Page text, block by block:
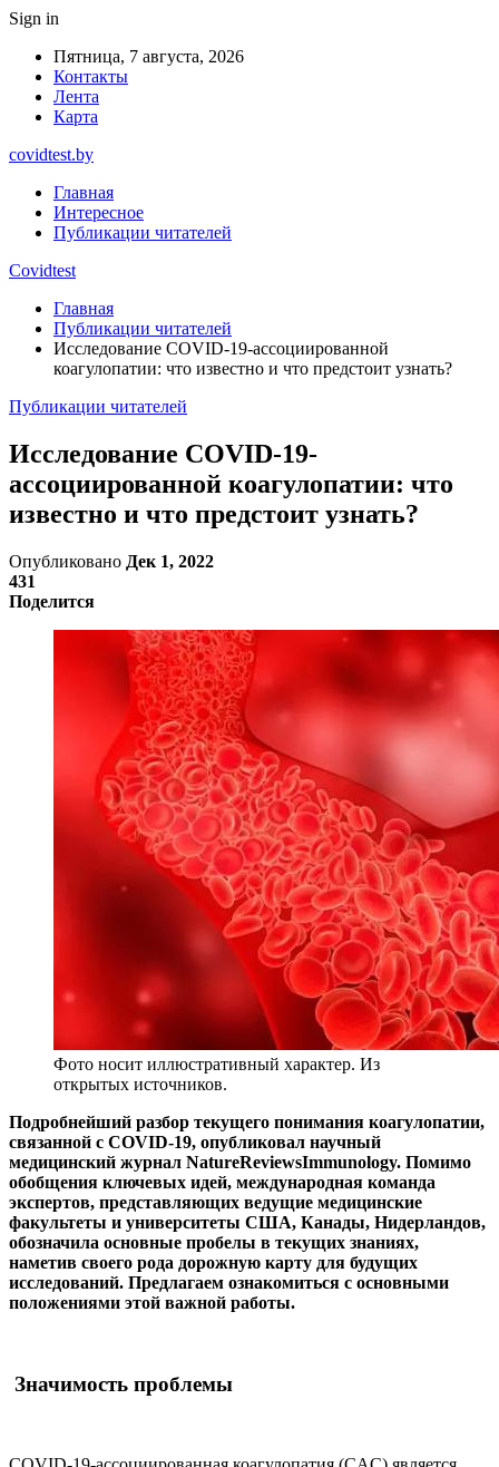
Sign in
Пятница, 7 августа, 2026
Контакты
Лента
Карта
covidtest.by
Главная
Интересное
Публикации читателей
Covidtest
Главная
Публикации читателей
Исследование COVID-19-ассоциированной
коагулопатии: что известно и что предстоит узнать?
Публикации читателей
Исследование COVID-19-
ассоциированной коагулопатии: что
известно и что предстоит узнать?
Опубликовано Дек 1, 2022
431
Поделится
Фото носит иллюстративный характер. Из
открытых источников.
Подробнейший разбор текущего понимания коагулопатии,
связанной с COVID-19, опубликовал научный
медицинский журнал NatureReviewsImmunology. Помимо
обобщения ключевых идей, международная команда
экспертов, представляющих ведущие медицинские
факультеты и университеты США, Канады, Нидерландов,
обозначила основные пробелы в текущих знаниях,
наметив своего рода дорожную карту для будущих
исследований. Предлагаем ознакомиться с основными
положениями этой важной работы.
Значимость проблемы